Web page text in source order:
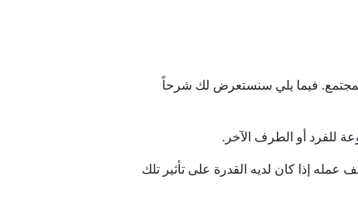
فيما يلي سنستعرض لك شرحاً
للفرد أو الطرف الآخر.
إذا كان لديه القدرة على تأثير تلك